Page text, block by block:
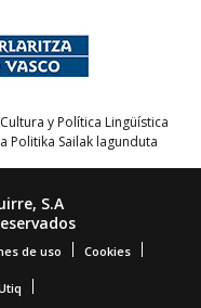
y Política Lingüística
Politika Sailak lagunduta
S.A
de uso Cookies